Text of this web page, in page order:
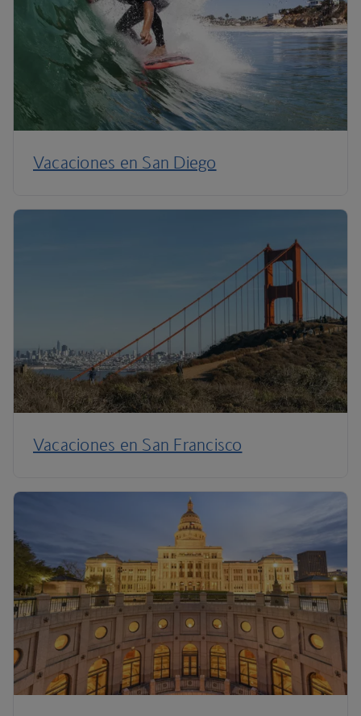
Vacaciones en San Diego
Vacaciones en San Francisco